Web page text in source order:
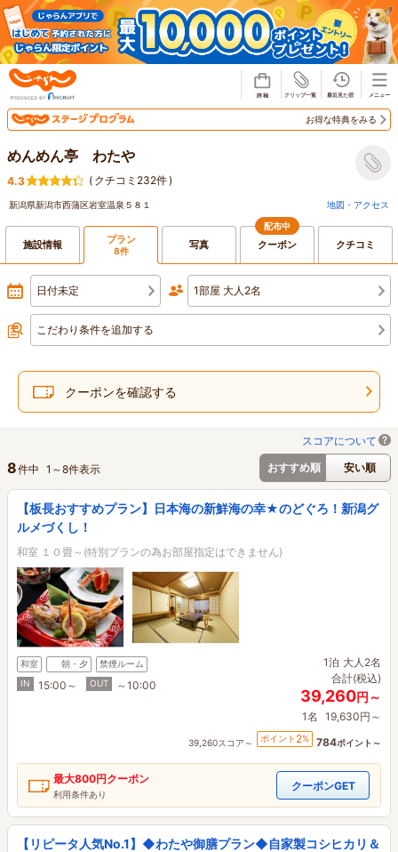
お得な特典をみる
めんめん亭 わたや
4.3 ( クチコミ232件)
新潟県新潟市西蒲区岩室温泉５８１ 地図・アクセス
施設情報 プラン
8件 写真
配布中
クーポン クチコミ
日付未定 1部屋 大人2名
こだわり条件を追加する
クーポンを確認する
スコアについて
おすすめ順
安い順
8件中 1 ～8件表示
【板長おすすめプラン】日本海の新鮮海の幸★のどぐろ！新潟グ
ルメづくし！
和室 １０畳～(特別プランの為お部屋指定はできません)
和室 朝・夕
禁煙ルーム
IN
15:00～ OUT ～10:00
1泊 大人2名
合計(税込)
39,260円～
1名 19,630円～
39,260スコア～ ポイント 2% 784ポイント～
最大800円クーポン
利用条件あり
クーポンGET
【リピータ人気No.1】◆わたや御膳プラン◆自家製コシヒカリ＆